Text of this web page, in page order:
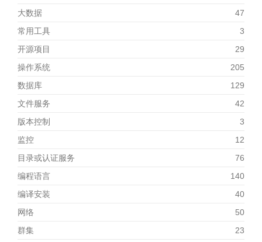
大数据
47
常用工具
3
开源项目
29
操作系统
205
数据库
129
文件服务
42
版本控制
3
监控
12
目录或认证服务
76
编程语言
140
编译安装
40
网络
50
群集
23